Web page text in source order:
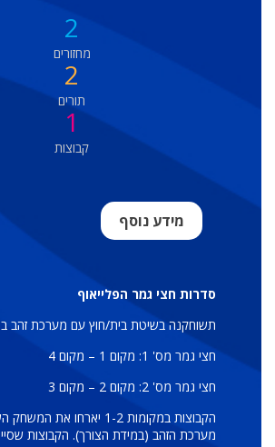
2
מחזורים
2
תורים
1
קבוצות
מידע נוסף
סדרות חצי גמר הפלייאוף
תשוחקנה בשיטת בית/חוץ עם מערכת זהב
חצי גמר מס' 1: מקום 1 – מקום 4
חצי גמר מס' 2: מקום 2 – מקום 3
הקבוצות במקומות 1-2 יארחו את